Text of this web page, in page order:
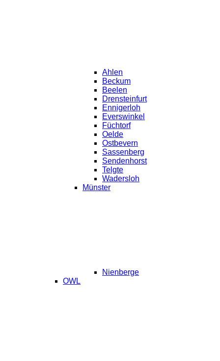
Ahlen
Beckum
Beelen
Drensteinfurt
Ennigerloh
Everswinkel
Füchtorf
Oelde
Ostbevern
Sassenberg
Sendenhorst
Telgte
Wadersloh
Münster
Nienberge
OWL